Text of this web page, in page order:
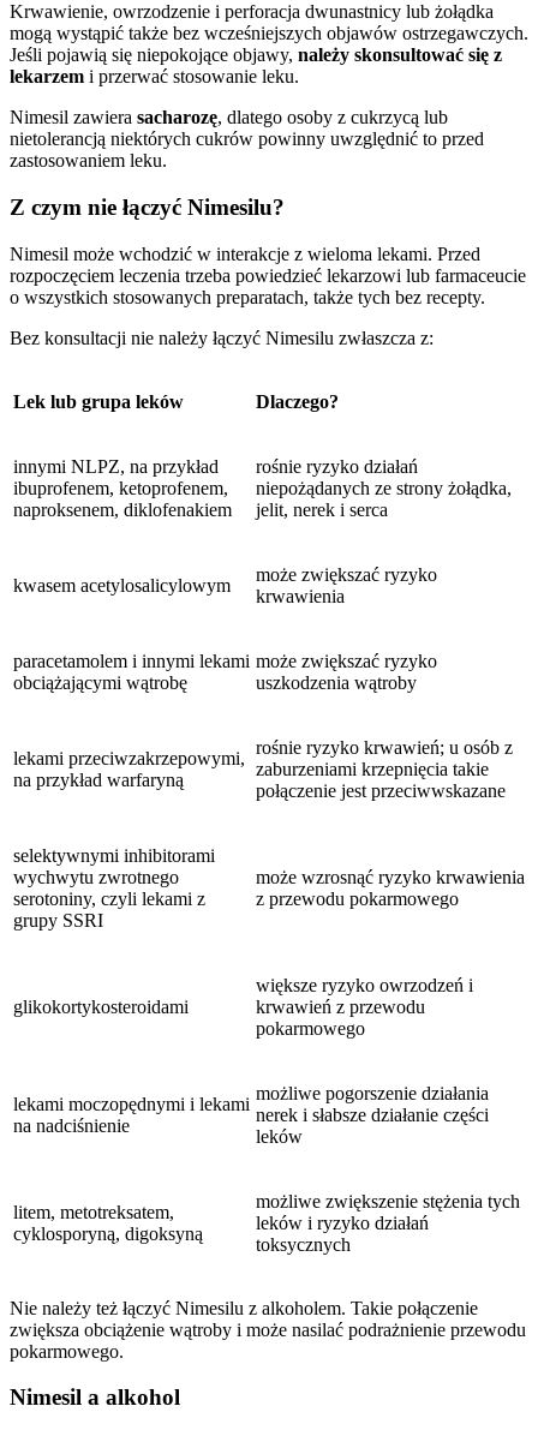
Krwawienie, owrzodzenie i perforacja dwunastnicy lub żołądka
mogą wystąpić także bez wcześniejszych objawów ostrzegawczych.
Jeśli pojawią się niepokojące objawy, należy skonsultować się z
lekarzem i przerwać stosowanie leku.
Nimesil zawiera sacharozę, dlatego osoby z cukrzycą lub
nietolerancją niektórych cukrów powinny uwzględnić to przed
zastosowaniem leku.
Z czym nie łączyć Nimesilu?
Nimesil może wchodzić w interakcje z wieloma lekami. Przed
rozpoczęciem leczenia trzeba powiedzieć lekarzowi lub farmaceucie
o wszystkich stosowanych preparatach, także tych bez recepty.
Bez konsultacji nie należy łączyć Nimesilu zwłaszcza z:
Lek lub grupa leków Dlaczego?
innymi NLPZ, na przykład
ibuprofenem, ketoprofenem,
naproksenem, diklofenakiem
rośnie ryzyko działań
niepożądanych ze strony żołądka,
jelit, nerek i serca
kwasem acetylosalicylowym
może zwiększać ryzyko
krwawienia
paracetamolem i innymi lekami
obciążającymi wątrobę
może zwiększać ryzyko
uszkodzenia wątroby
lekami przeciwzakrzepowymi,
na przykład warfaryną
rośnie ryzyko krwawień; u osób z
zaburzeniami krzepnięcia takie
połączenie jest przeciwwskazane
selektywnymi inhibitorami
wychwytu zwrotnego
serotoniny, czyli lekami z
grupy SSRI
może wzrosnąć ryzyko krwawienia
z przewodu pokarmowego
glikokortykosteroidami
większe ryzyko owrzodzeń i
krwawień z przewodu
pokarmowego
lekami moczopędnymi i lekami
na nadciśnienie
możliwe pogorszenie działania
nerek i słabsze działanie części
leków
litem, metotreksatem,
cyklosporyną, digoksyną
możliwe zwiększenie stężenia tych
leków i ryzyko działań
toksycznych
Nie należy też łączyć Nimesilu z alkoholem. Takie połączenie
zwiększa obciążenie wątroby i może nasilać podrażnienie przewodu
pokarmowego.
Nimesil a alkohol